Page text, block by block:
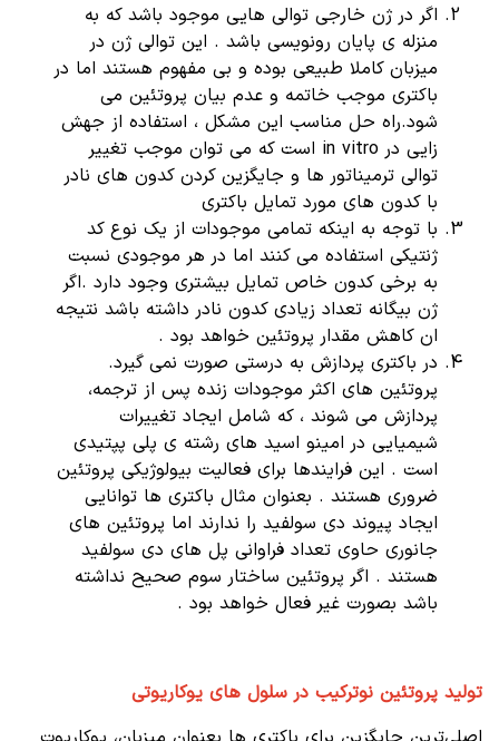
اگر در ژن خارجی توالی هایی موجود باشد که به
منزله ی پایان رونویسی باشد . این توالی ژن در
میزبان کاملا طبیعی بوده و بی مفهوم هستند اما در
باکتری موجب خاتمه و عدم بیان پروتئین می
شود.راه حل مناسب این مشکل ، استفاده از جهش
زایی در in vitro است که می توان موجب تغییر
توالی ترمیناتور ها و جایگزین کردن کدون های نادر
با کدون های مورد تمایل باکتری
با توجه به اینکه تمامی موجودات از یک نوع کد
ژنتیکی استفاده می کنند اما در هر موجودی نسبت
به برخی کدون خاص تمایل بیشتری وجود دارد .اگر
ژن بیگانه تعداد زیادی کدون نادر داشته باشد نتیجه
ان کاهش مقدار پروتئین خواهد بود .
در باکتری پردازش به درستی صورت نمی گیرد.
پروتئین های اکثر موجودات زنده پس از ترجمه،
پردازش می شوند ، که شامل ایجاد تغییرات
شیمیایی در امینو اسید های رشته ی پلی پپتیدی
است . این فرایندها برای فعالیت بیولوژیکی پروتئین
ضروری هستند . بعنوان مثال باکتری ها توانایی
ایجاد پیوند دی سولفید را ندارند اما پروتئین های
جانوری حاوی تعداد فراوانی پل های دی سولفید
هستند . اگر پروتئین ساختار سوم صحیح نداشته
باشد بصورت غیر فعال خواهد بود .
تولید پروتئین نوترکیب در سلول های یوکاریوتی